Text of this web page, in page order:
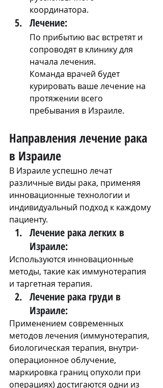
координатора.
Лечение:
По прибытию вас встретят и
сопроводят в клинику для
начала лечения.
Команда врачей будет
курировать ваше лечение на
протяжении всего
пребывания в Израиле.
Направления лечение рака
в Израиле
В Израиле успешно лечат
различные виды рака, применяя
инновационные технологии и
индивидуальный подход к каждому
пациенту.
Лечение рака легких в
Израиле:
Используются инновационные
методы, такие как иммунотерапия
и таргетная терапия.
Лечение рака груди в
Израиле:
Применением современных
методов лечения (иммунотерапия,
биологическая терапия, внутри-
операционное облучение,
маркировка границ опухоли при
операциях) достигаются одни из